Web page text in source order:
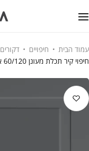
עמוד הבית חיפויים
דקורים
חיפוי קיר תכלת מעונן 60/120 אריחי קרמיקה צבעוניים